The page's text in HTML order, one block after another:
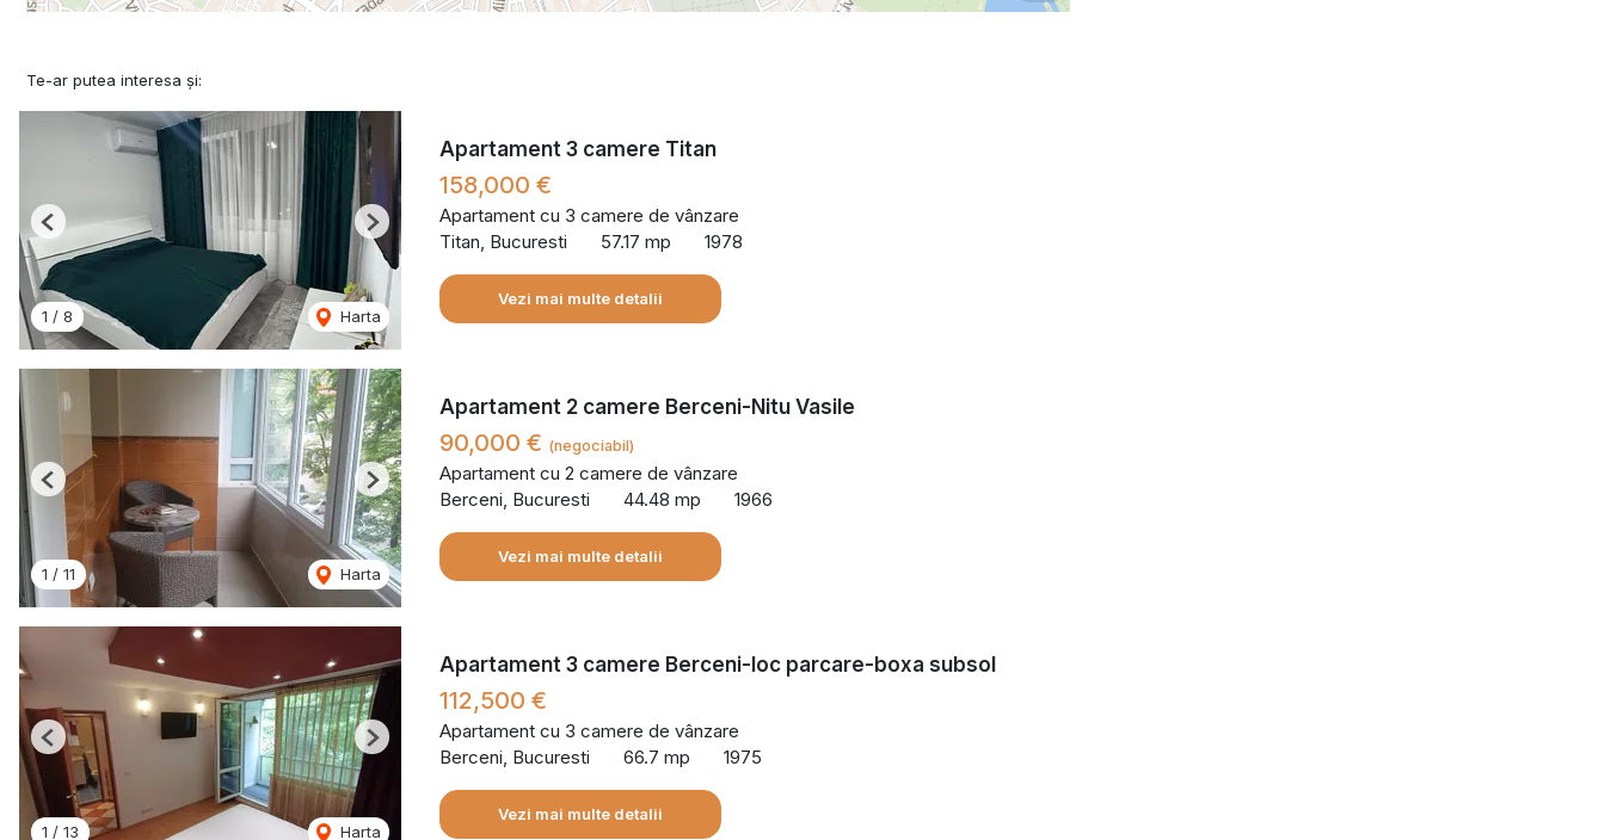
Te-ar putea interesa și:
1 / 8 Harta
Previous Next
Apartament 3 camere Titan
158,000 €
Apartament cu 3 camere de vânzare
Titan, Bucuresti
57.17 mp 1978
Vezi mai multe detalii
1 / 11 Harta
Previous Next
Apartament 2 camere Berceni-Nitu Vasile
90,000 € (negociabil)
Apartament cu 2 camere de vânzare
Berceni, Bucuresti
44.48 mp 1966
Vezi mai multe detalii
1 / 13 Harta
Previous Next
Apartament 3 camere Berceni-loc parcare-boxa subsol
112,500 €
Apartament cu 3 camere de vânzare
Berceni, Bucuresti
66.7 mp 1975
Vezi mai multe detalii